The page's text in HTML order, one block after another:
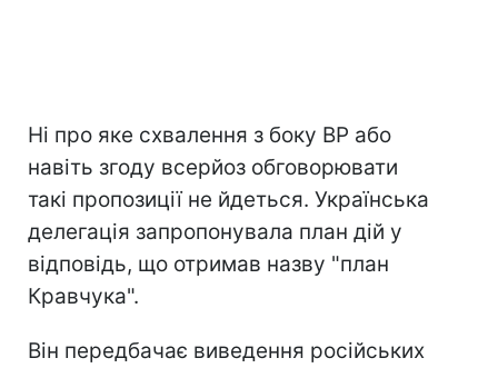
Ні про яке схвалення з боку ВР або
навіть згоду всерйоз обговорювати
такі пропозиції не йдеться. Українська
делегація запропонувала план дій у
відповідь, що отримав назву "план
Кравчука".
Він передбачає виведення російських